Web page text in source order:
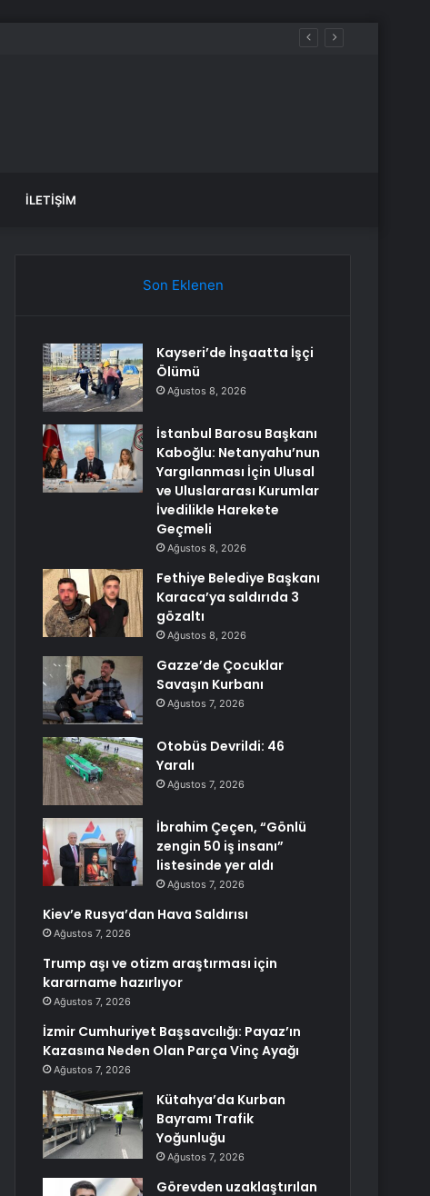
İLETIŞIM
Son Eklenen
Kayseri’de İnşaatta İşçi
Ölümü
Ağustos 8, 2026
İstanbul Barosu Başkanı
Kaboğlu: Netanyahu’nun
Yargılanması İçin Ulusal
ve Uluslararası Kurumlar
İvedilikle Harekete
Geçmeli
Ağustos 8, 2026
Fethiye Belediye Başkanı
Karaca’ya saldırıda 3
gözaltı
Ağustos 8, 2026
Gazze’de Çocuklar
Savaşın Kurbanı
Ağustos 7, 2026
Otobüs Devrildi: 46
Yaralı
Ağustos 7, 2026
İbrahim Çeçen, “Gönlü
zengin 50 iş insanı”
listesinde yer aldı
Ağustos 7, 2026
Kiev’e Rusya’dan Hava Saldırısı
Ağustos 7, 2026
Trump aşı ve otizm araştırması için
kararname hazırlıyor
Ağustos 7, 2026
İzmir Cumhuriyet Başsavcılığı: Payaz’ın
Kazasına Neden Olan Parça Vinç Ayağı
Ağustos 7, 2026
Kütahya’da Kurban
Bayramı Trafik
Yoğunluğu
Ağustos 7, 2026
Görevden uzaklaştırılan